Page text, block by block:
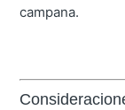
campana.